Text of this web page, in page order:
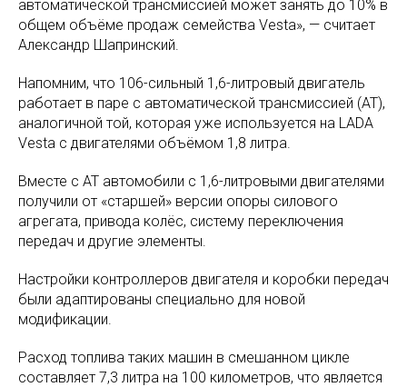
автоматической трансмиссией может занять до 10% в
общем объёме продаж семейства Vesta», — считает
Александр Шапринский.
Напомним, что 106-сильный 1,6-литровый двигатель
работает в паре с автоматической трансмиссией (АТ),
аналогичной той, которая уже используется на LADA
Vesta с двигателями объёмом 1,8 литра.
Вместе с АТ автомобили с 1,6-литровыми двигателями
получили от «старшей» версии опоры силового
агрегата, привода колёс, систему переключения
передач и другие элементы.
Настройки контроллеров двигателя и коробки передач
были адаптированы специально для новой
модификации.
Расход топлива таких машин в смешанном цикле
составляет 7,3 литра на 100 километров, что является